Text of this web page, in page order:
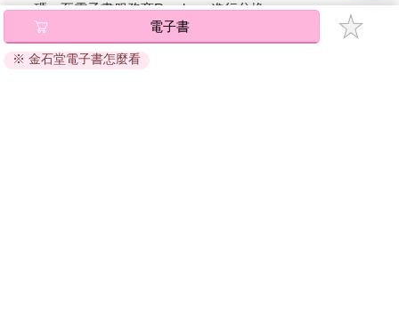
碼』至電子書服務商Readmoo進行兌換。
退換貨須知：
因版權保護，您在金石堂所購買的電子書僅能以金石堂專屬
電子書
※ 金石堂電子書怎麼看